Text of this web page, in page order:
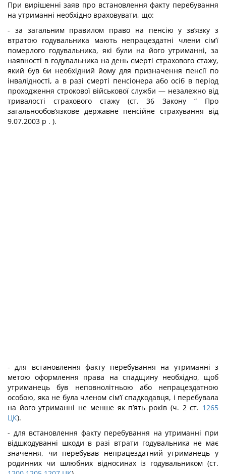
При вирішенні заяв про встановлення факту перебування
на утриманні необхідно враховувати, що:
- за загальним правилом право на пенсію у зв’язку з
втратою годувальника мають непрацездатні члени сім’ї
померлого годувальника, які були на його утриманні, за
наявності в годувальника на день смерті страхового стажу,
який був би необхідний йому для призначення пенсії по
інвалідності, а в разі смерті пенсіонера або осіб в період
проходження строкової військової служби — незалежно від
тривалості страхового стажу (ст. 36 Закону “ Про
загальнообов’язкове державне пенсійне страхування від
9.07.2003 р . ).
- для встановлення факту перебування на утриманні з
метою оформлення права на спадщину необхідно, щоб
утриманець був неповнолітньою або непрацездатною
особою, яка не була членом сім’ї спадкодавця, і перебувала
на його утриманні не менше як п’ять років (ч. 2 ст. 1265
ЦК).
- для встановлення факту перебування на утриманні при
відшкодуванні шкоди в разі втрати годувальника не має
значення, чи перебував непрацездатний утриманець у
родинних чи шлюбних відносинах із годувальником (ст.